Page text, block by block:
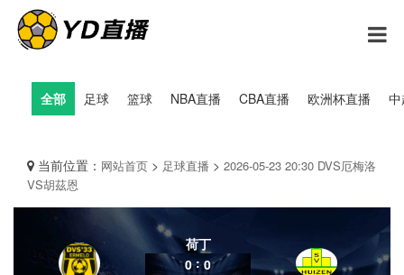
全部 足球 篮球 NBA直播 CBA直播 欧洲杯直播
当前位置： 网站首页 > 足球直播 > 2026-05-23 20:30 DVS厄梅洛
VS胡茲恩
荷丁
0:0